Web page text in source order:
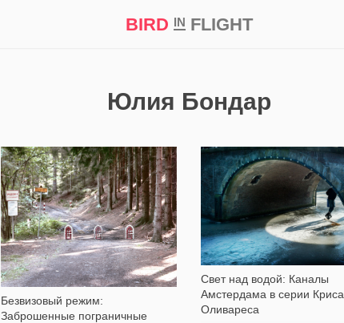
BIRD INFLIGHT
Юлия Бондар
Безвизовый режим:
Заброшенные пограничные
12 695
Свет над водой: Каналы
Амстердама в серии Криса
Оливареса
2 451